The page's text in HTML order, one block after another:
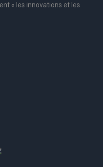
« les innovations et les